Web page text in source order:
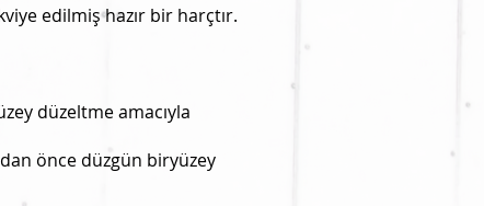
edilmiş hazır bir harçtır.
düzeltme amacıyla
önce düzgün biryüzey